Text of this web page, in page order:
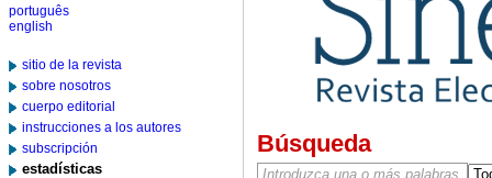
português
english
sitio de la revista
sobre nosotros
cuerpo editorial
instrucciones a los autores
subscripción
estadísticas
Búsqueda